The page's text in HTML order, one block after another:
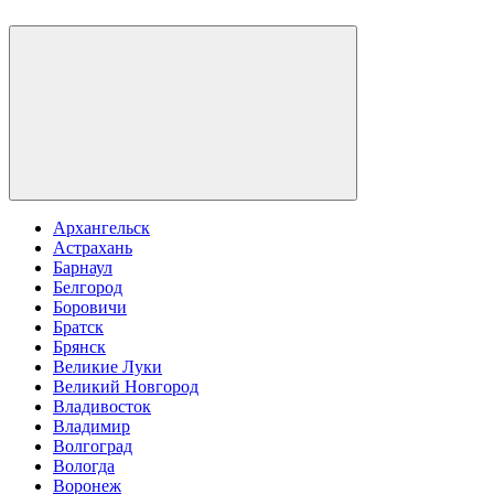
Архангельск
Астрахань
Барнаул
Белгород
Боровичи
Братск
Брянск
Великие Луки
Великий Новгород
Владивосток
Владимир
Волгоград
Вологда
Воронеж